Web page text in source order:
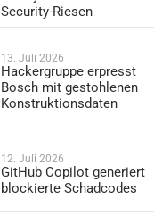
Security-Riesen
13. Juli 2026
Hackergruppe erpresst
Bosch mit gestohlenen
Konstruktionsdaten
12. Juli 2026
GitHub Copilot generiert
blockierte Schadcodes